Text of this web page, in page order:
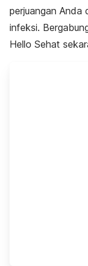
perjuangan Anda
infeksi.
Hello Sehat